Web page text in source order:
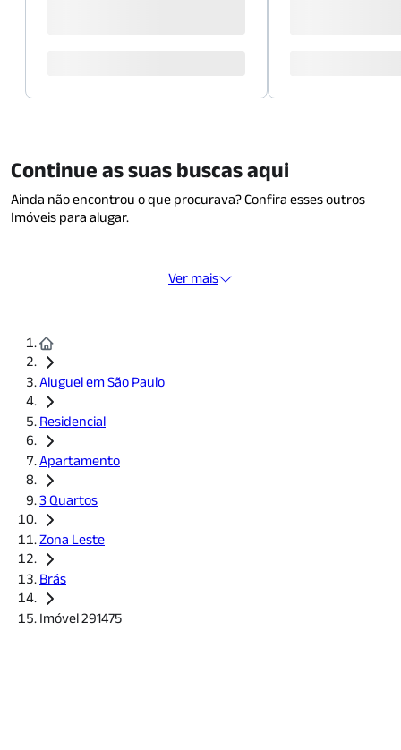
Continue as suas buscas aqui
Ainda não encontrou o que procurava? Confira esses outros
Imóveis para alugar.
Ver mais
Aluguel em São Paulo
Residencial
Apartamento
3 Quartos
Zona Leste
Brás
Imóvel 291475